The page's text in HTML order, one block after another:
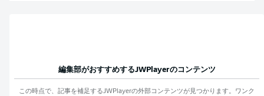
編集部がおすすめするJWPlayerのコンテンツ
この時点で、記事を補足するJWPlayerの外部コンテンツが見つかります。ワンク